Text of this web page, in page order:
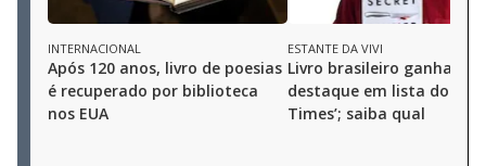
INTERNACIONAL
Após 120 anos, livro de poesias
é recuperado por biblioteca
nos EUA
ESTANTE DA VIVI
Livro brasileiro ganha
destaque em lista do
Times’; saiba qual